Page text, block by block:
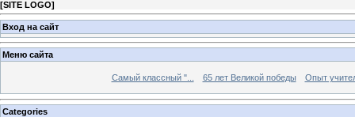
[SITE LOGO]
Вход на сайт
Меню сайта
Самый классный "... 65 лет Великой победы Опыт
Categories